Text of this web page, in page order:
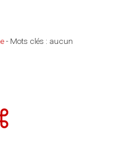
- Mots clés : aucun